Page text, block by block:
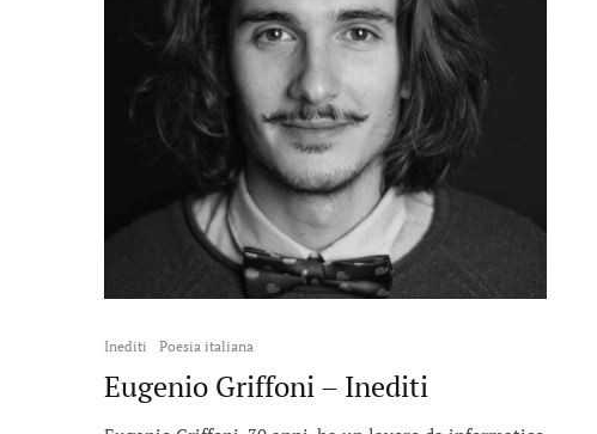
Inediti Poesia italiana
Eugenio Griffoni – Inediti